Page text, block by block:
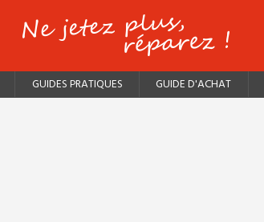
GUIDES PRATIQUES GUIDE D'ACHAT